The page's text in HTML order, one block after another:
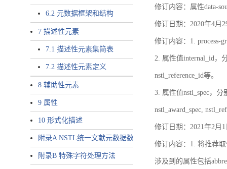
6.2 元数据框架和结构
7 描述性元素
7.1 描述性元素集简表
7.2 描述性元素定义
8 辅助性元素
9 属性
10 形式化描述
附录A NSTL统一文献元数据数据唯一标识符规则
附录B 特殊字符处理方法
修订内容：属性data-
修订日期：2020年4月
修订内容：1. process-
2. 属性值internal_id，
nstl_reference_id等。
3. 属性值nstl_spec，分
nstl_award_spec,
修订日期：2021年2月1
修订内容：1. 将推荐
涉及到的属性包括